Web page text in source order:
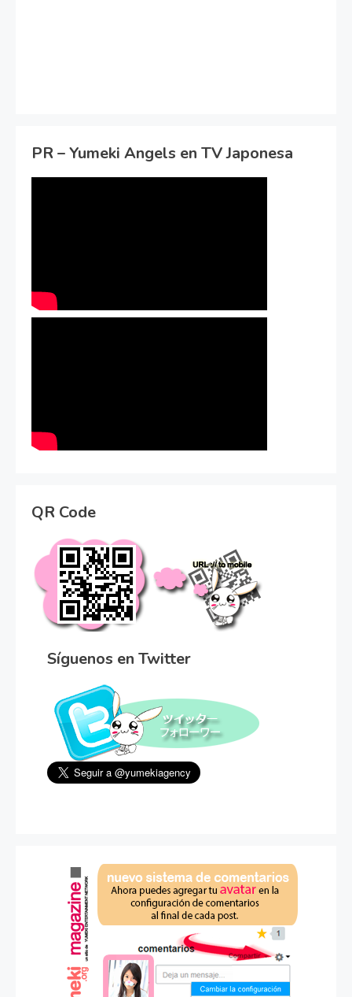
PR – Yumeki Angels en TV Japonesa
QR Code
Síguenos en Twitter